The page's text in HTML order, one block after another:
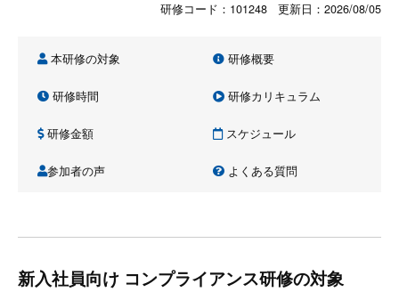
研修コード：101248 更新日： 2026/08/05
本研修の対象 研修概要
研修時間 研修カリキュラム
研修金額 スケジュール
参加者の声 よくある質問
新入社員向け コンプライアンス研修の対象